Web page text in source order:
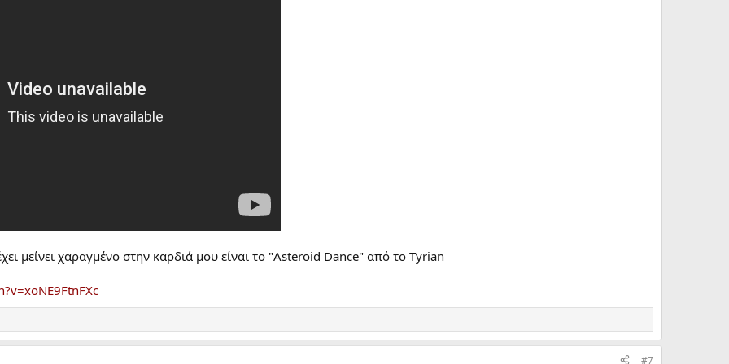
μείνει χαραγμένο στην καρδιά μου είναι το "Asteroid Dance" από το Tyrian
#7